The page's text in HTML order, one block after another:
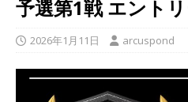
予選第1戦 エント
2026年1月11日 arcuspond